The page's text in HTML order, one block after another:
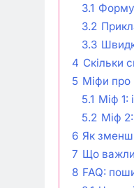
3.1
3.2
3.3
4 Скільки
5 Міфи про
5.1 Міф 1:
5.2 Міф
6 Як
7 Що
8 FAQ: